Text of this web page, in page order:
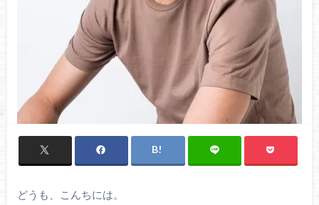
どうも、こんちには。